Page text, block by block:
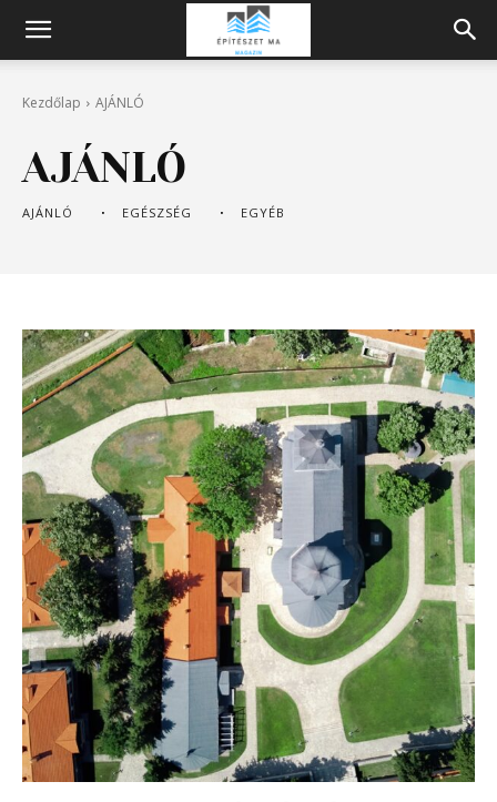
Építeszeti
Kezdőlap AJÁNLÓ
AJÁNLÓ
AJÁNLÓ EGÉSZSÉG EGYÉB